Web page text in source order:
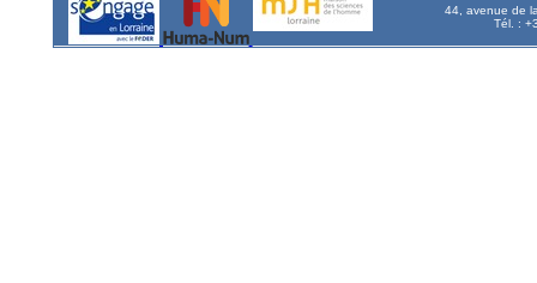
44, avenue de
Tél. :